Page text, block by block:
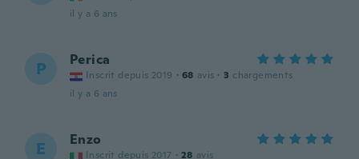
il y a 6 ans
P Perica
Inscrit depuis 2019 · 68 avis · 3 chargements
il y a 6 ans
E Enzo
Inscrit depuis 2017 · 28 avis